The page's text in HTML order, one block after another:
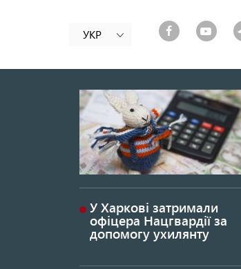
УКР
У Харкові затримали
офіцера Нацгвардії за
допомогу ухилянту